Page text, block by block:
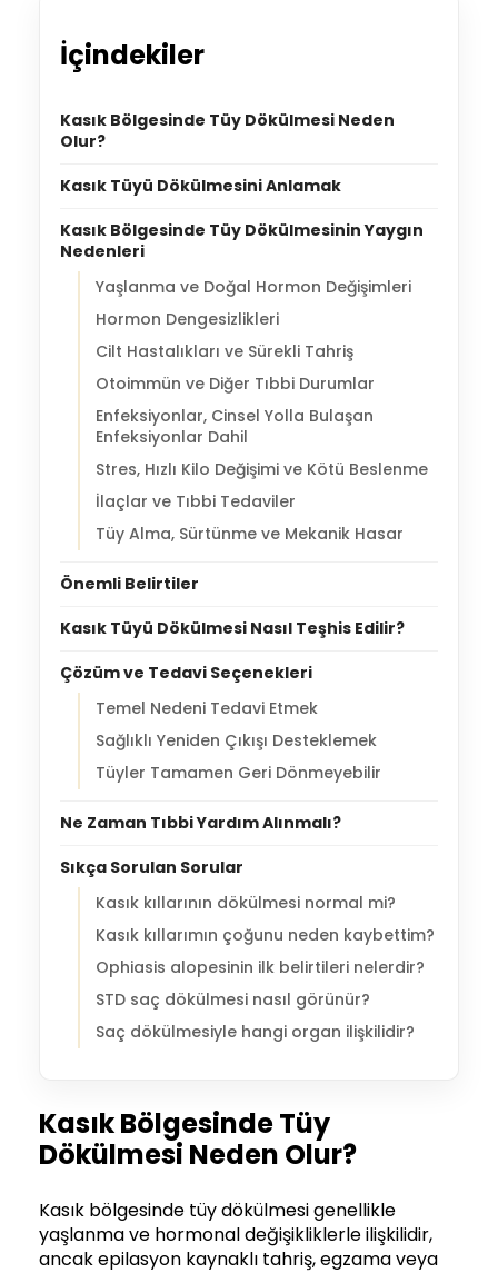
İçindekiler
Kasık Bölgesinde Tüy Dökülmesi Neden
Olur?
Kasık Tüyü Dökülmesini Anlamak
Kasık Bölgesinde Tüy Dökülmesinin Yaygın
Nedenleri
Yaşlanma ve Doğal Hormon Değişimleri
Hormon Dengesizlikleri
Cilt Hastalıkları ve Sürekli Tahriş
Otoimmün ve Diğer Tıbbi Durumlar
Enfeksiyonlar, Cinsel Yolla Bulaşan
Enfeksiyonlar Dahil
Stres, Hızlı Kilo Değişimi ve Kötü Beslenme
İlaçlar ve Tıbbi Tedaviler
Tüy Alma, Sürtünme ve Mekanik Hasar
Önemli Belirtiler
Kasık Tüyü Dökülmesi Nasıl Teşhis Edilir?
Çözüm ve Tedavi Seçenekleri
Temel Nedeni Tedavi Etmek
Sağlıklı Yeniden Çıkışı Desteklemek
Tüyler Tamamen Geri Dönmeyebilir
Ne Zaman Tıbbi Yardım Alınmalı?
Sıkça Sorulan Sorular
Kasık kıllarının dökülmesi normal mi?
Kasık kıllarımın çoğunu neden kaybettim?
Ophiasis alopesinin ilk belirtileri nelerdir?
STD saç dökülmesi nasıl görünür?
Saç dökülmesiyle hangi organ ilişkilidir?
Kasık Bölgesinde Tüy
Dökülmesi Neden Olur?
Kasık bölgesinde tüy dökülmesi genellikle
yaşlanma ve hormonal değişikliklerle ilişkilidir,
ancak epilasyon kaynaklı tahriş, egzama veya